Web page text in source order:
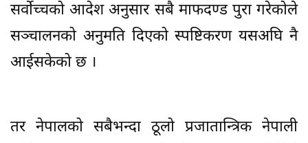
सर्वोच्चको आदेश अनुसार सबै माफदण्ड पुरा गरेकोले
सञ्चालनको अनुमति दिएको स्पष्टिकरण यसअघि नै
आईसकेको छ ।
तर नेपालको सबैभन्दा ठूलो प्रजातान्त्रिक नेपाली